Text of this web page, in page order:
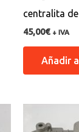
centralita
45,00€ + IVA
Añadir